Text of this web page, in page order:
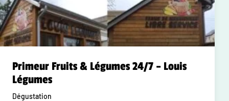
Primeur Fruits & Légumes 24/7 – Louis
Légumes
Dégustation